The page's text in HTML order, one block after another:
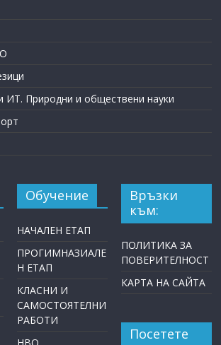
ИТ. Природни и обществени науки
Обучение
НАЧАЛЕН ЕТАП
ПРОГИМНАЗИАЛЕ
Н ЕТАП
КЛАСНИ И
САМОСТОЯТЕЛНИ
РАБОТИ
НВО
Връзки
към:
ПОЛИТИКА ЗА
ПОВЕРИТЕЛНОСТ
КАРТА НА САЙТА
Посетете